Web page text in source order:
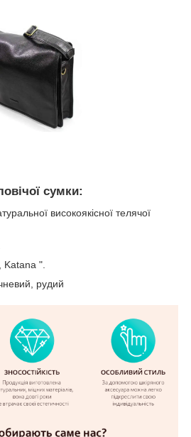
сумки:
високоякісної телячої
Katana ".
рудий